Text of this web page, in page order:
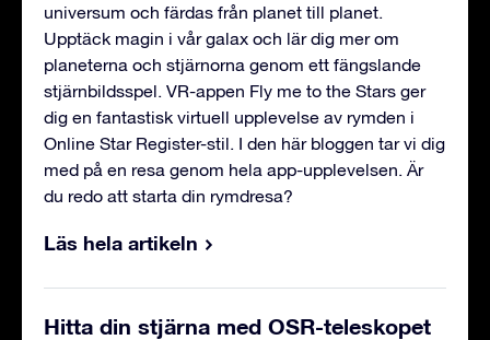
universum och färdas från planet till planet.
Upptäck magin i vår galax och lär dig mer om
planeterna och stjärnorna genom ett fängslande
stjärnbildsspel. VR-appen Fly me to the Stars ger
dig en fantastisk virtuell upplevelse av rymden i
Online Star Register-stil. I den här bloggen tar vi dig
med på en resa genom hela app-upplevelsen. Är
du redo att starta din rymdresa?
Läs hela artikeln
Hitta din stjärna med OSR-teleskopet